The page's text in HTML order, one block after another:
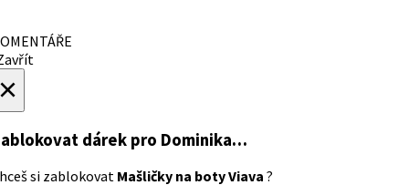
dárek pro Dominika…
si zablokovat Mašličky na boty Viava ?